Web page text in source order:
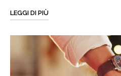
LEGGI DI PIÙ